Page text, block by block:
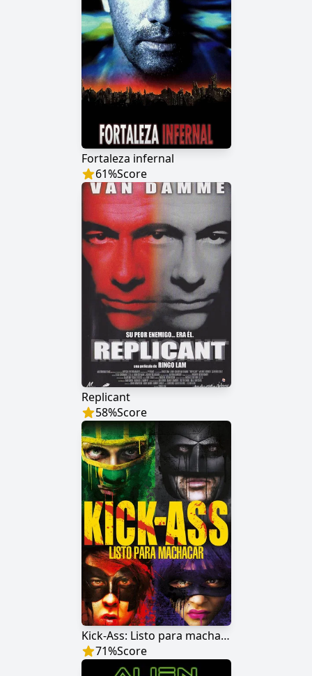
Fortaleza infernal
61%Score
Replicant
58%Score
Kick-Ass: Listo para machacar
71%Score